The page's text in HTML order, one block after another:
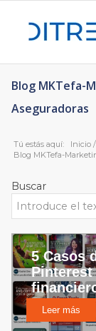
Blog MKTefa-
Aseguradoras
Tú estás aquí: Inicio /
Blog MKTefa-
Buscar
5 Casos
Leer más